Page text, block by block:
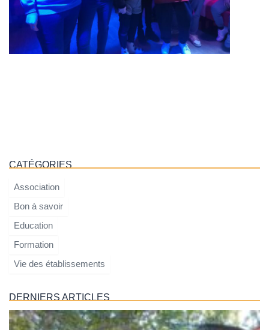
CATÉGORIES
Association
Bon à savoir
Education
Formation
Vie des établissements
DERNIERS ARTICLES